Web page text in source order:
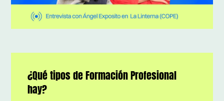
¿Qué tipos de Formación Profesional
hay?